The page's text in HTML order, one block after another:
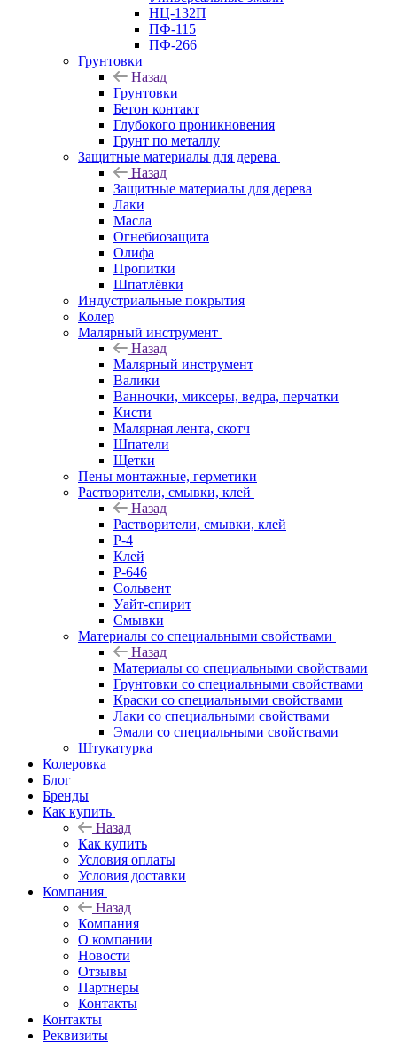
НЦ-132П
ПФ-115
ПФ-266
Грунтовки
Назад
Грунтовки
Бетон контакт
Глубокого проникновения
Грунт по металлу
Защитные материалы для дерева
Назад
Защитные материалы для дерева
Лаки
Масла
Огнебиозащита
Олифа
Пропитки
Шпатлёвки
Индустриальные покрытия
Колер
Малярный инструмент
Назад
Малярный инструмент
Валики
Ванночки, миксеры, ведра, перчатки
Кисти
Малярная лента, скотч
Шпатели
Щетки
Пены монтажные, герметики
Растворители, смывки, клей
Назад
Растворители, смывки, клей
Р-4
Клей
Р-646
Сольвент
Уайт-спирит
Смывки
Материалы со специальными свойствами
Назад
Материалы со специальными свойствами
Грунтовки со специальными свойствами
Краски со специальными свойствами
Лаки со специальными свойствами
Эмали со специальными свойствами
Штукатурка
Колеровка
Блог
Бренды
Как купить
Назад
Как купить
Условия оплаты
Условия доставки
Компания
Назад
Компания
О компании
Новости
Отзывы
Партнеры
Контакты
Контакты
Реквизиты